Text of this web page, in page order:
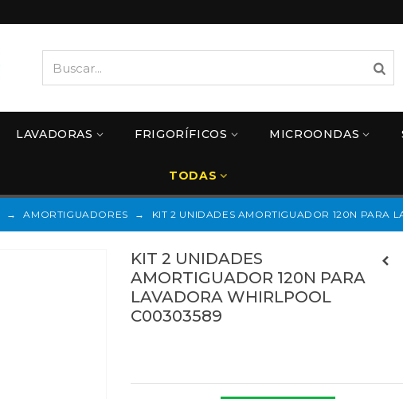
LAVADORAS FRIGORÍFICOS MICROONDAS
TODAS
→ AMORTIGUADORES → KIT 2 UNIDADES AMORTIGUADOR 120N PARA
KIT 2 UNIDADES
AMORTIGUADOR 120N PARA
LAVADORA WHIRLPOOL
C00303589